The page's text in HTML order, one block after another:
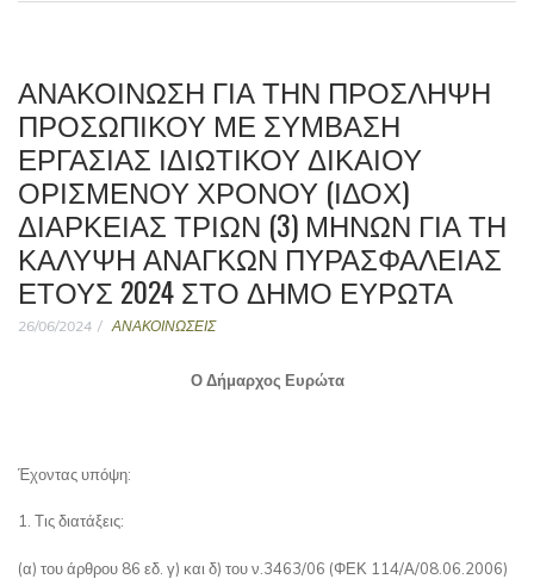
ΑΝΑΚΟΊΝΩΣΗ ΓΙΑ ΤΗΝ ΠΡΌΣΛΗΨΗ
ΠΡΟΣΩΠΙΚΟΎ ΜΕ ΣΎΜΒΑΣΗ
ΕΡΓΑΣΊΑΣ ΙΔΙΩΤΙΚΟΎ ΔΙΚΑΊΟΥ
ΟΡΙΣΜΈΝΟΥ ΧΡΌΝΟΥ (ΙΔΟΧ)
ΔΙΆΡΚΕΙΑΣ ΤΡΙΏΝ (3) ΜΗΝΏΝ ΓΙΑ ΤΗ
ΚΆΛΥΨΗ ΑΝΑΓΚΏΝ ΠΥΡΑΣΦΆΛΕΙΑΣ
ΈΤΟΥΣ 2024 ΣΤΟ ΔΉΜΟ ΕΥΡΏΤΑ
26/06/2024 ΑΝΑΚΟΙΝΩΣΕΙΣ
Ο Δήμαρχος Ευρώτα
Έχοντας υπόψη:
1. Τις διατάξεις:
(α) του άρθρου 86 εδ. γ) και δ) του ν.3463/06 (ΦΕΚ 114/Α/08.06.2006)